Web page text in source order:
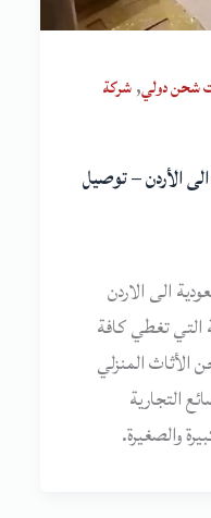
شحن دولي,شركة
الأردن – توصيل
الى الاردن
التي تغطي كافة
الأثاث المنزلي
التجارية
والصغيرة.